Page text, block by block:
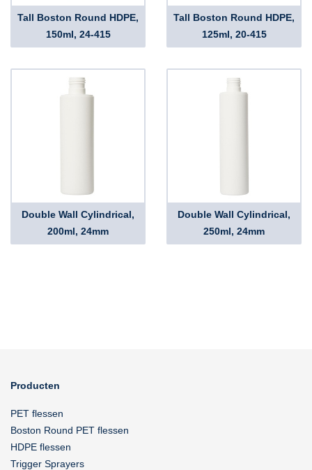
Tall Boston Round HDPE,
150ml, 24-415
Tall Boston Round HDPE,
125ml, 20-415
Double Wall Cylindrical,
200ml, 24mm
Double Wall Cylindrical,
250ml, 24mm
Producten
PET flessen
Boston Round PET flessen
HDPE flessen
Trigger Sprayers